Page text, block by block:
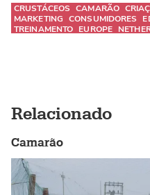
CRUSTÁCEOS CAMARÃO
MARKETING CONSUMIDORES
TREINAMENTO EUROPE
Relacionado
Camarão